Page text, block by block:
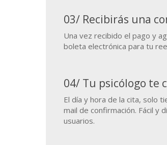
03/ Recibirás una
Una vez recibido el pago y
boleta electrónica para tu
04/ Tu psicólogo te
El día y hora de la cita, solo
mail de confirmación. Fácil y
usuarios.